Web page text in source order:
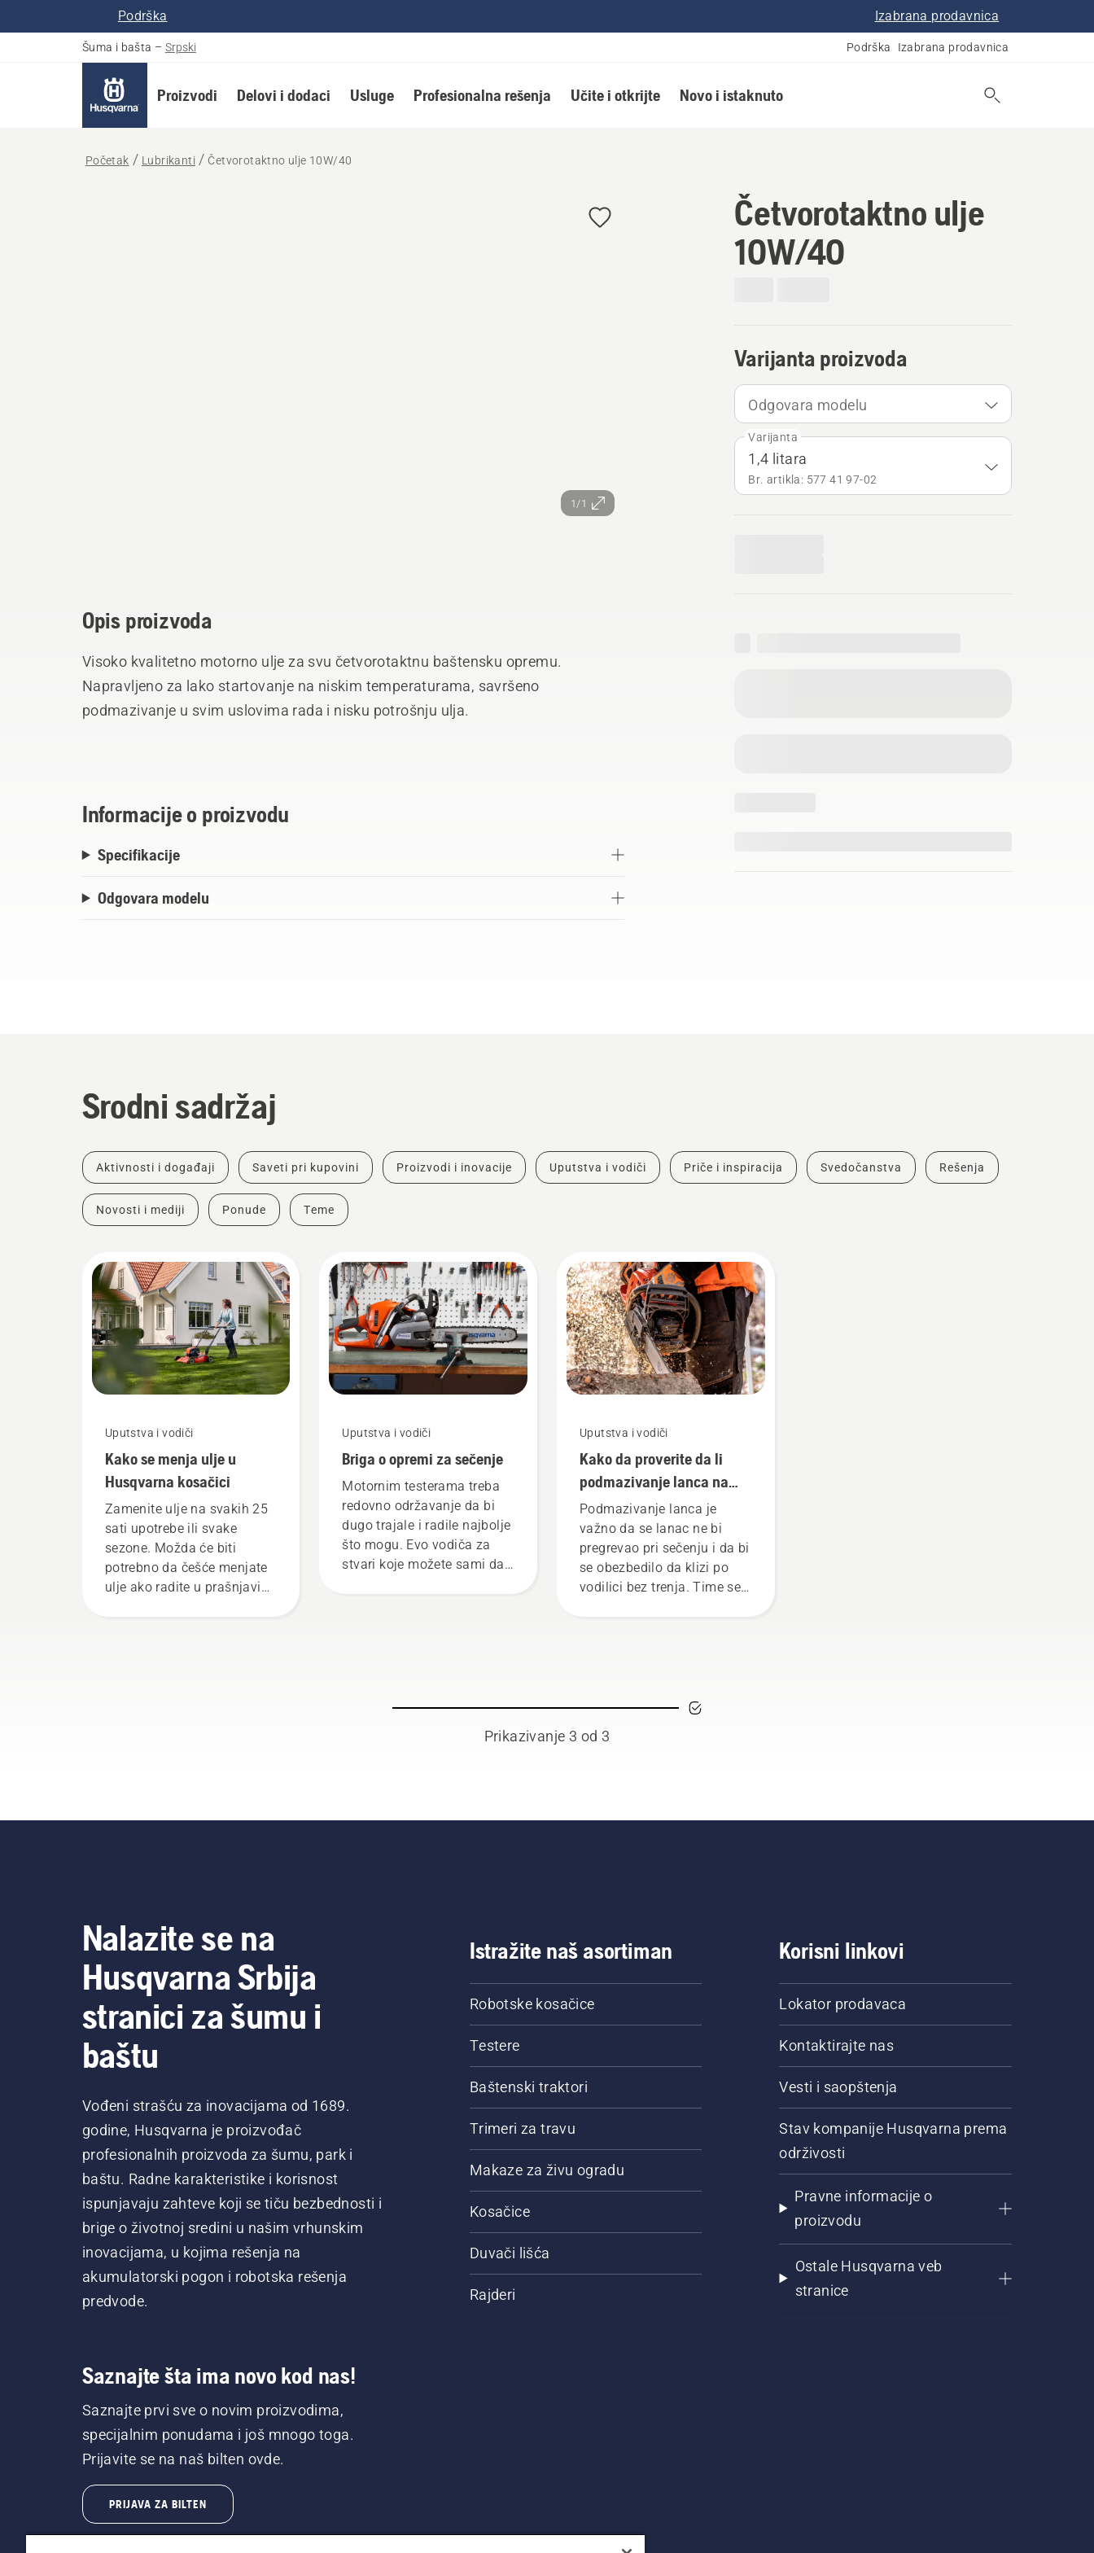
Podrška Izabrana prodavnica
Šuma i bašta – Srpski Podrška Izabrana prodavnica
Proizvodi Delovi i dodaci Usluge Profesionalna rešenja Učite i otkrijte Novo i istaknuto
Početak Lubrikanti Četvorotaktno ulje 10W/40
1/1
Četvorotaktno ulje
10W/40
Varijanta proizvoda
Odgovara modelu
Varijanta
1,4 litara
Br. artikla: 577 41 97‑02
Opis proizvoda
Visoko kvalitetno motorno ulje za svu četvorotaktnu baštensku opremu.
Napravljeno za lako startovanje na niskim temperaturama, savršeno
podmazivanje u svim uslovima rada i nisku potrošnju ulja.
Informacije o proizvodu
Specifikacije
Odgovara modelu
Srodni sadržaj
Aktivnosti i događaji Saveti pri kupovini Proizvodi i inovacije Uputstva i vodiči Priče i inspiracija Svedočanstva Rešenja
Novosti i mediji Ponude Teme
Uputstva i vodiči
Kako se menja ulje u
Husqvarna kosačici
Zamenite ulje na svakih 25
sati upotrebe ili svake
sezone. Možda će biti
potrebno da češće menjate
ulje ako radite u prašnjavim
Uputstva i vodiči
Briga o opremi za sečenje
Motornim testerama treba
redovno održavanje da bi
dugo trajale i radile najbolje
što mogu. Evo vodiča za
stvari koje možete sami da
Uputstva i vodiči
Kako da proverite da li
podmazivanje lanca na
motornoj testeri radi
pravilno
Podmazivanje lanca je
važno da se lanac ne bi
pregrevao pri sečenju i da bi
se obezbedilo da klizi po
vodilici bez trenja. Time se
podmazivanje lanca radi
nivo ulja. Pokrenite testeru,
blizu stabla. Ako na stablu
Prikazivanje 3 od 3
Nalazite se na
Husqvarna Srbija
stranici za šumu i
baštu
Vođeni strašću za inovacijama od 1689.
godine, Husqvarna je proizvođač
profesionalnih proizvoda za šumu, park i
baštu. Radne karakteristike i korisnost
ispunjavaju zahteve koji se tiču bezbednosti i
brige o životnoj sredini u našim vrhunskim
inovacijama, u kojima rešenja na
akumulatorski pogon i robotska rešenja
predvode.
Saznajte šta ima novo kod nas!
Saznajte prvi sve o novim proizvodima,
specijalnim ponudama i još mnogo toga.
Prijavite se na naš bilten ovde.
PRIJAVA ZA BILTEN
Istražite naš asortiman
Robotske kosačice
Testere
Baštenski traktori
Trimeri za travu
Makaze za živu ogradu
Kosačice
Duvači lišća
Rajderi
Korisni linkovi
Lokator prodavaca
Kontaktirajte nas
Vesti i saopštenja
Stav kompanije Husqvarna prema
održivosti
Pravne informacije o
proizvodu
Ostale Husqvarna veb
stranice